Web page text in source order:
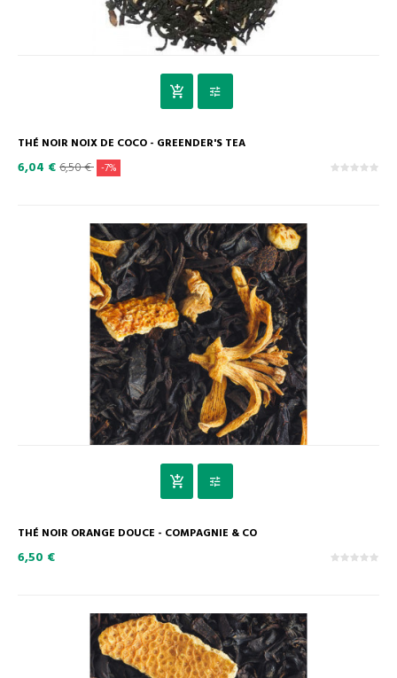
THÉ NOIR NOIX DE COCO - GREENDER'S TEA
6,04 €6,50 € -7%
THÉ NOIR ORANGE DOUCE - COMPAGNIE & CO
6,50 €